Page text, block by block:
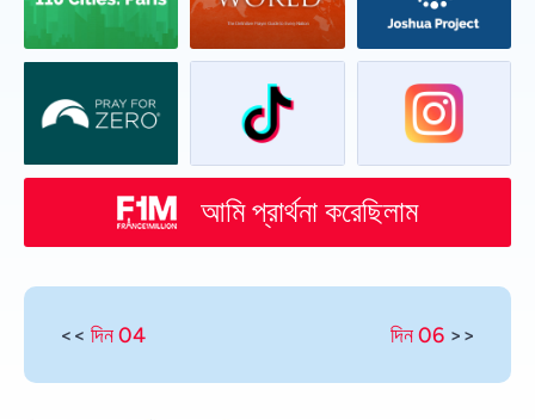
আমি প্রার্থনা করেছিলাম
<< দিন 04 দিন 06 >>